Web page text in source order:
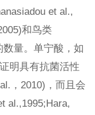
et al.,
和鸟类
量。单宁酸，如
明具有抗菌活性
，2010)，而且会
al.,1995;Hara,